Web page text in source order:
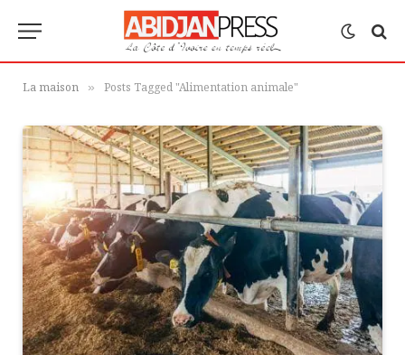
La maison » Posts Tagged "Alimentation animale"